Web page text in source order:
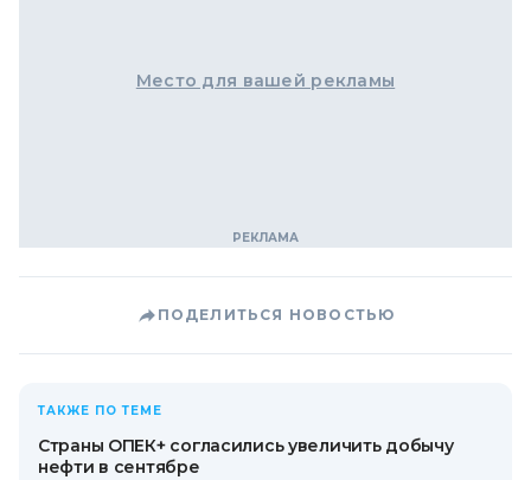
Место для вашей рекламы
ПОДЕЛИТЬСЯ НОВОСТЬЮ
ТАКЖЕ ПО ТЕМЕ
Страны ОПЕК+ согласились увеличить добычу
нефти в сентябре